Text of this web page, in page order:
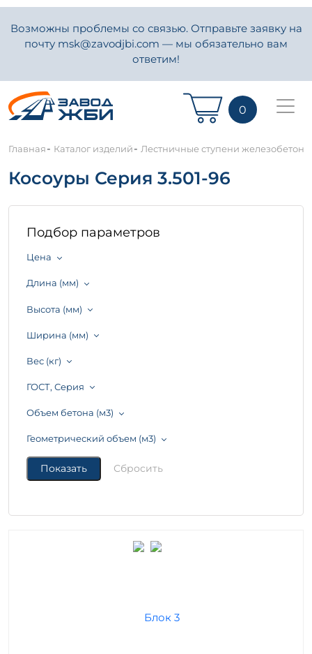
Возможны проблемы со связью. Отправьте заявку на
почту msk@zavodjbi.com — мы обязательно вам
ответим!
0
Главная- Каталог изделий- Лестничные ступени
Косоуры Серия 3.501-96
Подбор параметров
Цена
Длина (мм)
Высота (мм)
Ширина (мм)
Вес (кг)
ГОСТ, Серия
Объем бетона (м3)
Геометрический объем (м3)